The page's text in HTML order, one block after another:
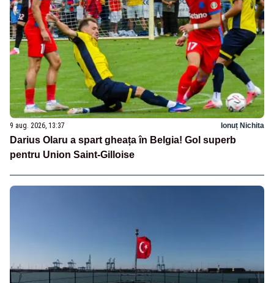
9 aug. 2026, 13:37 Ionuț Nichita
Darius Olaru a spart gheața în Belgia! Gol superb
pentru Union Saint-Gilloise